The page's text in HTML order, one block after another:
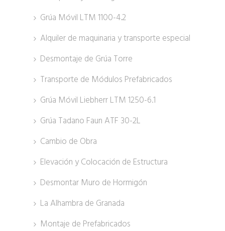
Grúa Móvil LTM 1100-4.2
Alquiler de maquinaria y transporte especial
Desmontaje de Grúa Torre
Transporte de Módulos Prefabricados
Grúa Móvil Liebherr LTM 1250-6.1
Grúa Tadano Faun ATF 30-2L
Cambio de Obra
Elevación y Colocación de Estructura
Desmontar Muro de Hormigón
La Alhambra de Granada
Montaje de Prefabricados